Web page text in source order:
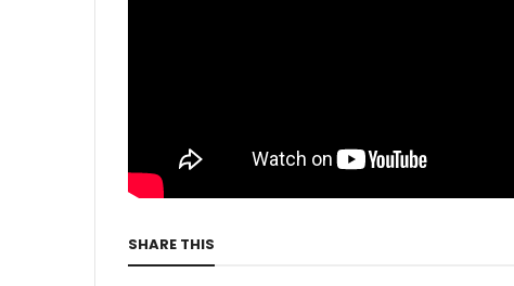
SHARE THIS